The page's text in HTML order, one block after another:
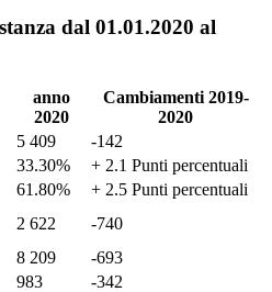
dal 01.01.2020 al
anno
2020
Cambiamenti 2019-
2020
5 409
-142
33.30%
+ 2.1 Punti percentuali
61.80%
+ 2.5 Punti percentuali
2 622
-740
8 209
-693
983
-342